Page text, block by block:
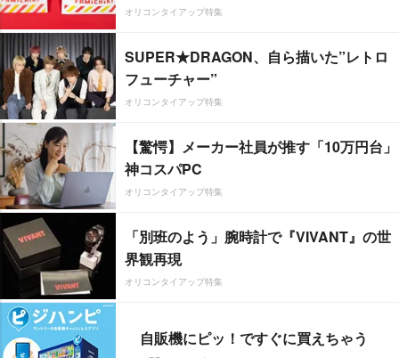
オリコンタイアップ特集
SUPER★DRAGON、自ら描いた”レトロ
フューチャー”
オリコンタイアップ特集
【驚愕】メーカー社員が推す「10万円台」
神コスパPC
オリコンタイアップ特集
「別班のよう」腕時計で『VIVANT』の世
界観再現
オリコンタイアップ特集
自販機にピッ！ですぐに買えちゃう